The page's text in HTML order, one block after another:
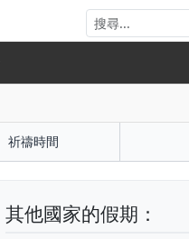
祈禱時間
其他國家的假期：